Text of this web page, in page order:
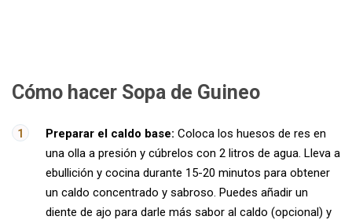
Cómo hacer Sopa de Guineo
Preparar el caldo base: Coloca los huesos de res en
una olla a presión y cúbrelos con 2 litros de agua. Lleva a
ebullición y cocina durante 15-20 minutos para obtener
un caldo concentrado y sabroso. Puedes añadir un
diente de ajo para darle más sabor al caldo (opcional) y